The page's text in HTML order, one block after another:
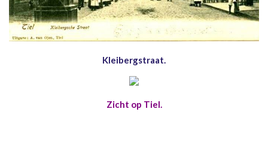
Kleibergstraat.
Zicht op Tiel.